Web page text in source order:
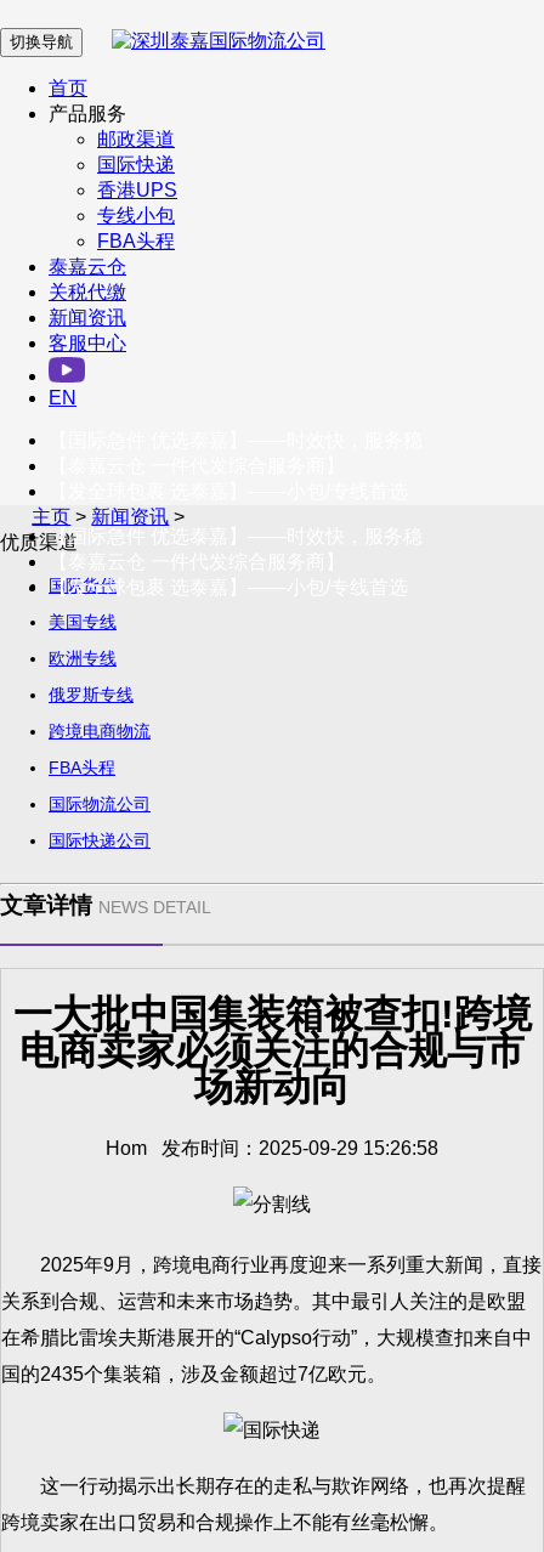
在 线 客 服
企业微信
订阅号
客户服务热线
400-098-5699
联系我们
切换导航
首页
产品服务
邮政渠道
国际快递
香港UPS
专线小包
FBA头程
泰嘉云仓
关税代缴
新闻资讯
客服中心
EN
【国际急件 优选泰嘉】——时效快，服务稳
【发全球包裹 选泰嘉】——小包/专线首选
主页 > 新闻资讯 >
优质渠道
国际货代
美国专线
欧洲专线
俄罗斯专线
跨境电商物流
FBA头程
国际物流公司
国际快递公司
文章详情 NEWS DETAIL
一大批中国集装箱被查扣!跨境
电商卖家必须关注的合规与市
场新动向
Hom 发布时间：2025-09-29 15:26:58
2025年9月，跨境电商行业再度迎来一系列重大新闻，直接
关系到合规、运营和未来市场趋势。其中最引人关注的是欧盟
在希腊比雷埃夫斯港展开的“Calypso行动”，大规模查扣来自中
国的2435个集装箱，涉及金额超过7亿欧元。
这一行动揭示出长期存在的走私与欺诈网络，也再次提醒
跨境卖家在出口贸易和合规操作上不能有丝毫松懈。